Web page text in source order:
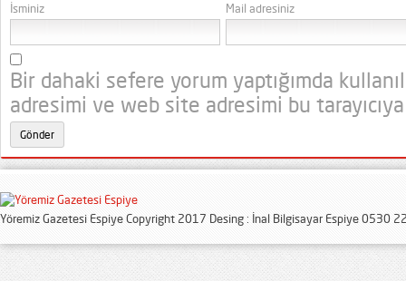
İsminiz Mail adresiniz
Bir dahaki sefere yorum yaptığımda
adresimi ve web site adresimi bu
Yöremiz Gazetesi Espiye Copyright 2017 Desing : İnal Bilgisayar Espiye 0530